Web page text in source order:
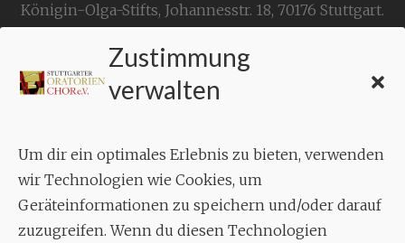
Zustimmung
verwalten
Um dir ein optimales Erlebnis zu bieten, verwenden
wir Technologien wie Cookies, um
Geräteinformationen zu speichern und/oder darauf
zuzugreifen. Wenn du diesen Technologien
Königin-Olga-Stifts, Johannesstr. 18, 70176 Stuttgart.
KONTAKT
Geschäftsstelle:
Aixheimer Str. 18
70619 Stuttgart
MUSIK